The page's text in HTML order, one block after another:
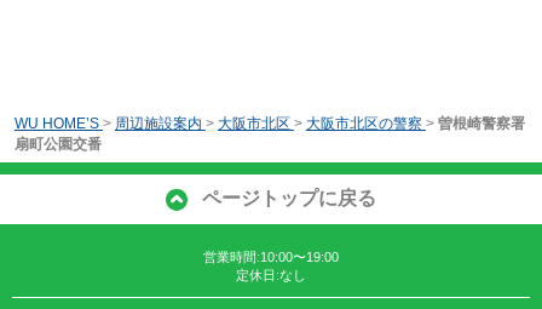
WU HOME’S > 周辺施設案内 > 大阪市北区 > 大阪市北区の警察 > 曽根崎警察署
扇町公園交番
ページトップに戻る
営業時間:10:00〜19:00
定休日:なし